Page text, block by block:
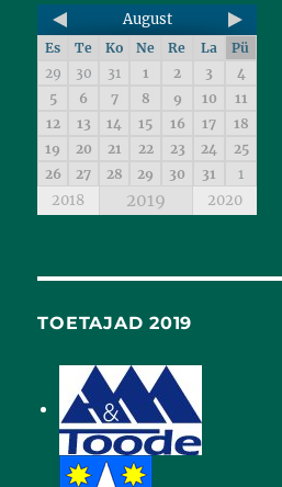
August
Es Te Ko Ne Re La
Pü
29
30 31 1 2 3
4
5
6 7 8 9 10
11
12
13 14 15 16 17
18
19
20 21 22 23 24
25
26
27 28 29 30 31 1
2018 2019 2020
TOETAJAD 2019